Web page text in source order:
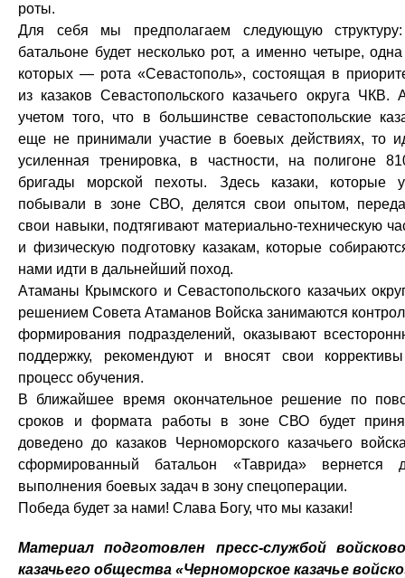
роты.
Для себя мы предполагаем следующую
батальоне будет несколько рот, а именно четыре,
которых — рота «Севастополь», состоящая в
из казаков Севастопольского казачьего округа ЧКВ.
учетом того, что в большинстве севастопольские
еще не принимали участие в боевых действиях, то
усиленная тренировка, в частности, на полигоне
бригады морской пехоты. Здесь казаки, которые
побывали в зоне СВО, делятся свои опытом,
свои навыки, подтягивают материально-техническую
и физическую подготовку казакам, которые
нами идти в дальнейший поход.
Атаманы Крымского и Севастопольского казачьих
решением Совета Атаманов Войска занимаются
формирования подразделений, оказывают
поддержку, рекомендуют и вносят свои
процесс обучения.
В ближайшее время окончательное решение по
сроков и формата работы в зоне СВО будет
доведено до казаков Черноморского казачьего
сформированный батальон «Таврида» вернется
выполнения боевых задач в зону спецоперации.
Победа будет за нами! Слава Богу, что мы казаки!
Материал подготовлен пресс-службой
казачьего общества «Черноморское казачье